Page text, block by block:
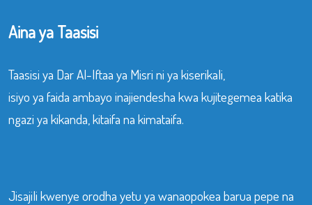
Aina ya Taasisi
Taasisi ya Dar Al-Iftaa ya Misri ni ya kiserikali,
isiyo ya faida ambayo inajiendesha kwa kujitegemea katika
ngazi ya kikanda, kitaifa na kimataifa.
Jisajili kwenye orodha yetu ya wanaopokea barua pepe na